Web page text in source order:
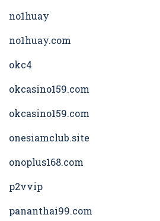
no1huay
no1huay.com
okc4
okcasino159.com
okcasino159.com
onesiamclub.site
onoplus168.com
p2vvip
pananthai99.com